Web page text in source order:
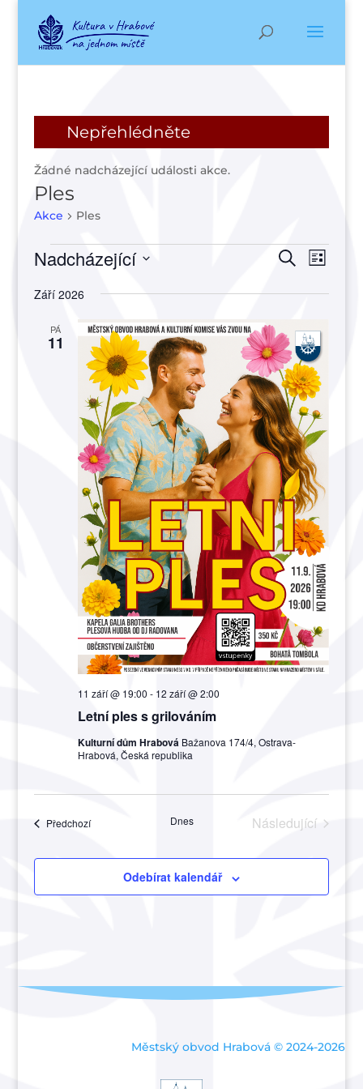
Nepřehlédněte
Žádné nadcházející události akce.
Ples
Akce Ples
Akce
hledání
Akce
Hledat
pro
Seznam
Nadcházející
datum.
Září 2026
PÁ
11
Letní ples s grilováním
11 září @ 19:00 - 12 září @ 2:00
Kulturní dům Hrabová Bažanova 174/4, Ostrava-
Hrabová, Česká republika
PředchozíAkce Dnes
Následující
Odebírat kalendář
Městský obvod Hrabová © 2024-2026